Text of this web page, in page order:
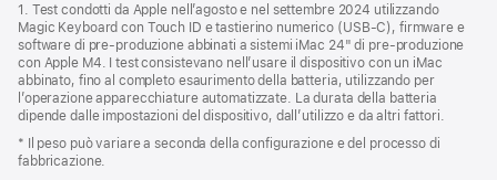
1. Test condotti da Apple nell’agosto e nel settembre 2024 utilizzando
Magic Keyboard con Touch ID e tastierino numerico (USB‑C), firmware e
software di pre‑produzione abbinati a sistemi iMac 24" di pre‑produzione
con Apple M4. I test consistevano nell’usare il dispositivo con un iMac
abbinato, fino al completo esaurimento della batteria, utilizzando per
l’operazione apparecchiature automatizzate. La durata della batteria
dipende dalle impostazioni del dispositivo, dall’utilizzo e da altri fattori.
* Il peso può variare a seconda della configurazione e del processo di
fabbricazione.